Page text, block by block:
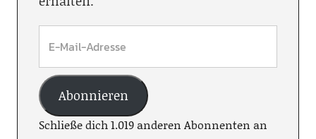
Abonnieren
Schließe dich 1.019 anderen Abonnenten an